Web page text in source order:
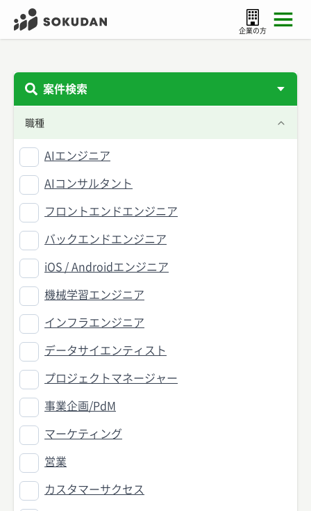
企業の方
案件検索
職種
AIエンジニア
AIコンサルタント
フロントエンドエンジニア
バックエンドエンジニア
iOS / Androidエンジニア
機械学習エンジニア
インフラエンジニア
データサイエンティスト
プロジェクトマネージャー
事業企画/PdM
マーケティング
営業
カスタマーサクセス